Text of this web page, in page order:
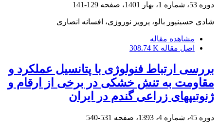
دوره 53، شماره 1، بهار 1401، صفحه 129-141
شادی حسینپور بالو، پرویز نوروزی، افسانه انصاری
مشاهده مقاله
اصل مقاله 308.74 K
بررسی ارتباط فنولوژی با پتانسیل عملکرد و
مقاومت به تنش خشکی در برخی از ارقام و
ژنوتیپ‏های زراعی گندم در ایران
دوره 45، شماره 4، 1393، صفحه 531-540